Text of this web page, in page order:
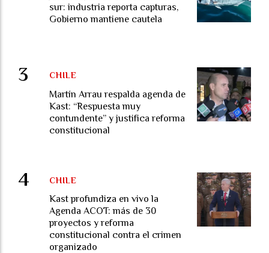
sur: industria reporta capturas,
Gobierno mantiene cautela
Martín Arrau respalda agenda de
Kast: “Respuesta muy
contundente” y justifica reforma
constitucional
CHILE
Kast profundiza en vivo la
Agenda ACOT: más de 30
proyectos y reforma
constitucional contra el crimen
organizado
CHILE